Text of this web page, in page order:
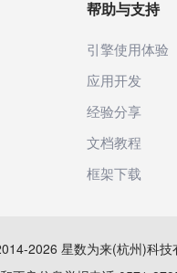
帮助与支持
引擎使用体验
应用开发
经验分享
文档教程
框架下载
2026 星数为来(杭州)科技